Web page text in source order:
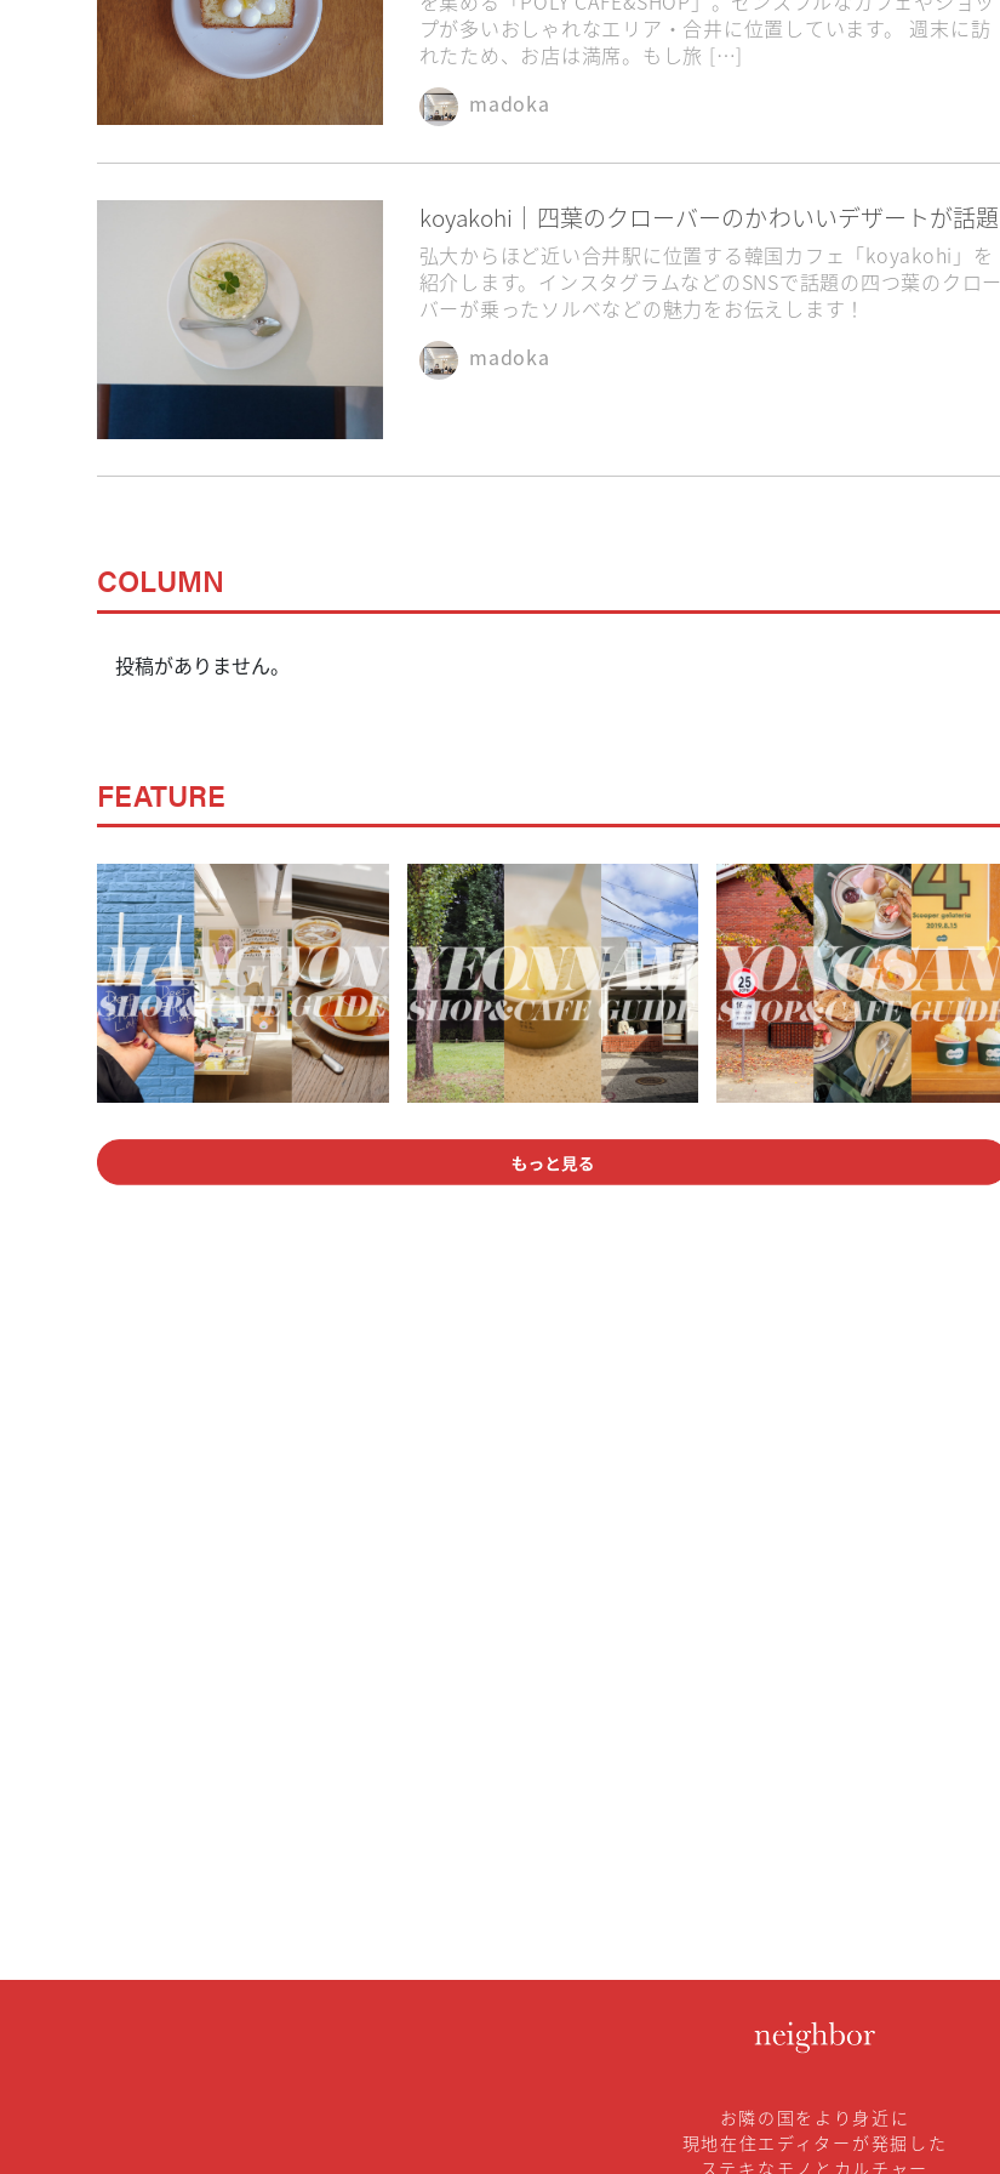
予算3万ウォン以下 友達と 家族旅行 彼と一緒に 朝10時から営業
朝8時から営業
プが多いおしゃれなエリア・合井に位置しています。 週末に訪
れたため、お店は満席。もし旅 […]
madoka
koyakohi｜四葉のクローバーのかわいいデザートが話題
弘大からほど近い合井駅に位置する韓国カフェ「koyakohi」を
紹介します。インスタグラムなどのSNSで話題の四つ葉のクロー
バーが乗ったソルベなどの魅力をお伝えします！
madoka
COLUMN
投稿がありません。
FEATURE
お隣の国をより身近に
現地在住エディターが発掘した
ステキなモノとカルチャー